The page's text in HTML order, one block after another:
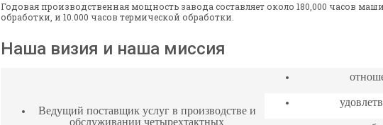
Годовая производственная мощность завода составляет около 180,000 часов
обработки, и 10.000 часов термической обработки.
Наша визия и наша миссия
Ведущий поставщик услуг в производстве и
обслуживании четырехтактных